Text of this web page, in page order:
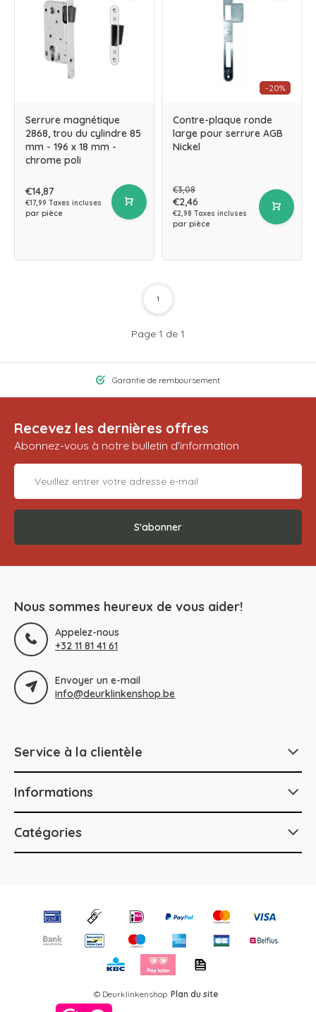
Serrure magnétique
2868, trou du cylindre 85
mm - 196 x 18 mm -
chrome poli
€14,87
€17,99 Taxes incluses
par pièce
-20%
Contre-plaque ronde
large pour serrure AGB
Nickel
€3,08
€2,46
€2,98 Taxes incluses
par pièce
Page 1 de 1
1
Garantie de remboursement
Recevez les dernières offres
Abonnez-vous à notre bulletin d'information
S'abonner
Nous sommes heureux de vous aider!
Appelez-nous
+32 11 81 41 61
Envoyer un e-mail
info@deurklinkenshop.be
Service à la clientèle
Informations
Catégories
© Deurklinkenshop Plan du site